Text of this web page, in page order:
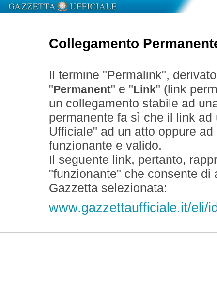
Collegamento
Il termine "Permalink",
" Permanent" e " Link" (link
un collegamento stabile ad
permanente fa sì che il link
Ufficiale" ad un atto oppure
funzionante e valido.
Il seguente link, pertanto,
"funzionante" che consente
Gazzetta selezionata:
www.gazzettaufficiale.it/eli/